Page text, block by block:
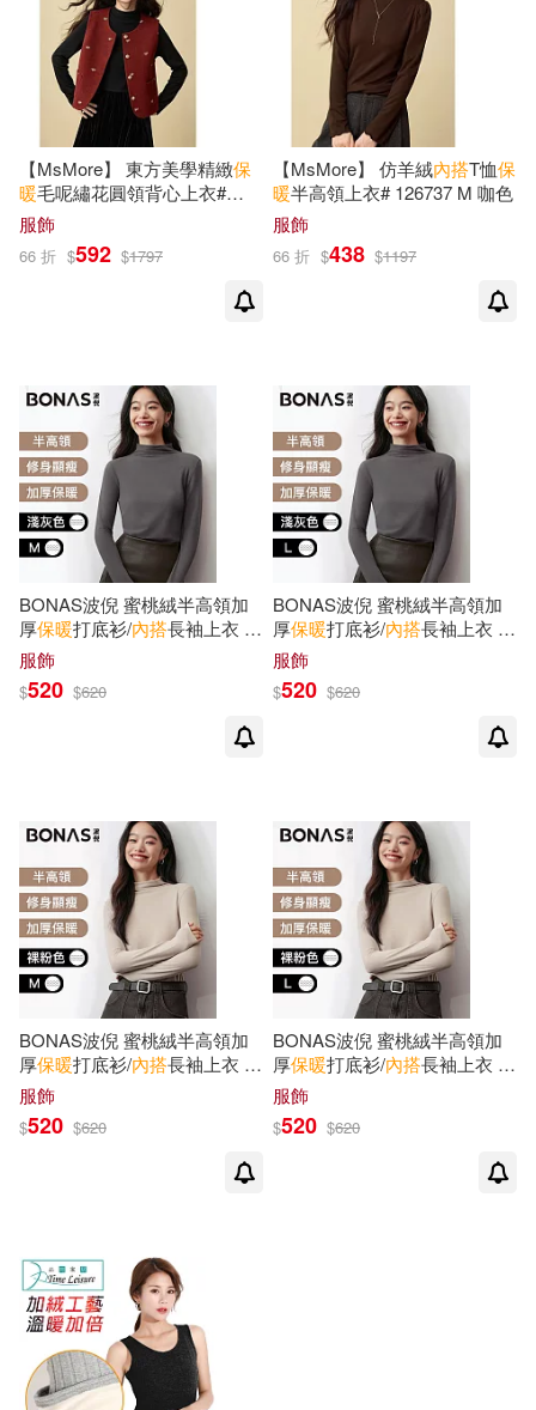
【MsMore】 東方美學精緻保
暖毛呢繡花圓領背心上衣#
126914 XL 紅色
服飾
66 折 $592 $1797
【MsMore】 仿羊絨內搭T恤保
暖半高領上衣# 126737 M 咖色
服飾
66 折 $438 $1197
BONAS波倪 蜜桃絨半高領加
厚保暖打底衫/內搭長袖上衣 淺
灰色M
服飾
$520 $620
BONAS波倪 蜜桃絨半高領加
厚保暖打底衫/內搭長袖上衣 淺
灰色L
服飾
$520 $620
BONAS波倪 蜜桃絨半高領加
厚保暖打底衫/內搭長袖上衣 裸
粉色M
服飾
$520 $620
BONAS波倪 蜜桃絨半高領加
厚保暖打底衫/內搭長袖上衣 裸
粉色L
服飾
$520 $620